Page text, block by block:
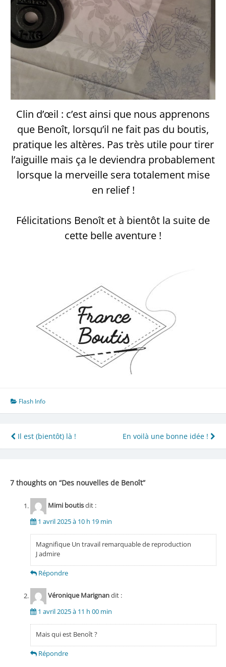
Clin d’œil : c’est ainsi que nous apprenons
que Benoît, lorsqu’il ne fait pas du boutis,
pratique les altères. Pas très utile pour tirer
l’aiguille mais ça le deviendra probablement
lorsque la merveille sera totalement mise
en relief !
Félicitations Benoît et à bientôt la suite de
cette belle aventure !
Flash Info
Navigation
de
Il est (bientôt) là ! En voilà une bonne idée !
7 thoughts on “Des nouvelles de Benoît”
Mimi boutisdit :
1 avril 2025 à 10 h 19 min
Magnifique Un travail remarquable de reproduction
J admire
Répondre
Véronique Marignandit :
1 avril 2025 à 11 h 00 min
Mais qui est Benoît ?
Répondre